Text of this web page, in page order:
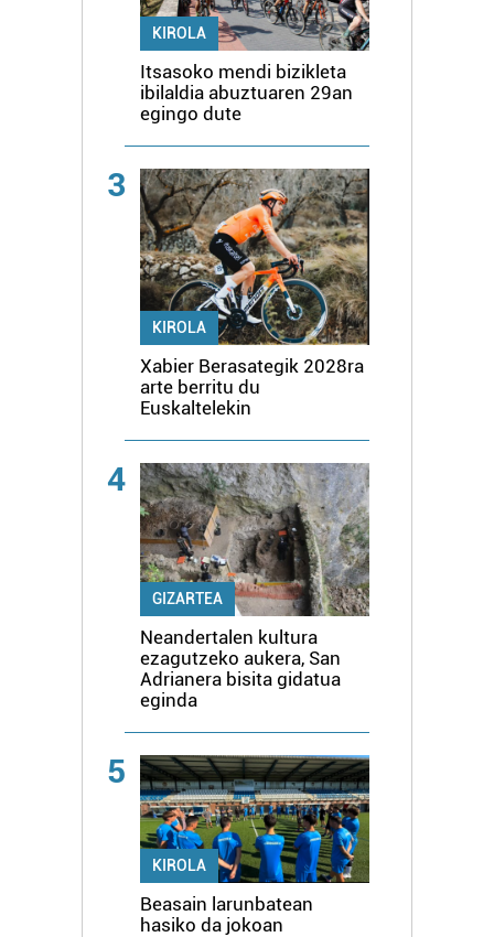
KIROLA
Itsasoko mendi bizikleta
ibilaldia abuztuaren 29an
egingo dute
3
KIROLA
Xabier Berasategik 2028ra
arte berritu du
Euskaltelekin
4
GIZARTEA
Neandertalen kultura
ezagutzeko aukera, San
Adrianera bisita gidatua
eginda
5
KIROLA
Beasain larunbatean
hasiko da jokoan